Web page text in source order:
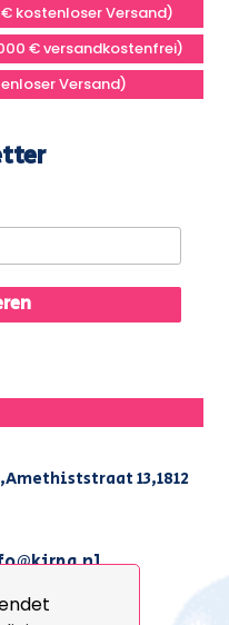
kostenloser Versand)
€ versandkostenfrei)
Versand)
13,1812